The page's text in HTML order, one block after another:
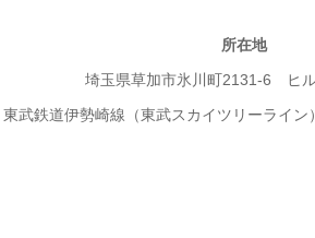
所在地
埼玉県草加市氷川町2131-6 ヒ
東武鉄道伊勢崎線（東武スカイツリーライン